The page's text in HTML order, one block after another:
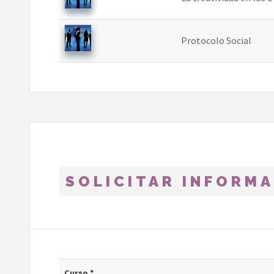
Protocolo Social
SOLICITAR